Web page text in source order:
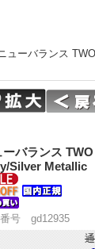
ューバランス
ーバランス
Silver Metallic
号 gd12935